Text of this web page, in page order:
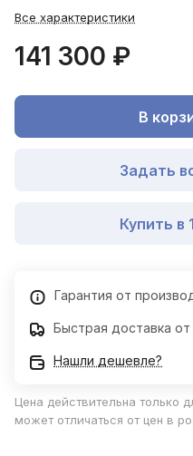
Все характеристики
141 300 ₽
В
Задать
Купить в
Гарантия от
Быстрая доставка от
Нашли дешевле?
Цена действительна только
может отличаться от цен в